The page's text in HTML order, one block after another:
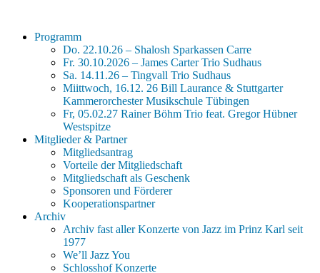
Programm
Do. 22.10.26 – Shalosh Sparkassen Carre
Fr. 30.10.2026 – James Carter Trio Sudhaus
Sa. 14.11.26 – Tingvall Trio Sudhaus
Miittwoch, 16.12. 26 Bill Laurance & Stuttgarter
Kammerorchester Musikschule Tübingen
Fr, 05.02.27 Rainer Böhm Trio feat. Gregor Hübner
Westspitze
Mitglieder & Partner
Mitgliedsantrag
Vorteile der Mitgliedschaft
Mitgliedschaft als Geschenk
Sponsoren und Förderer
Kooperationspartner
Archiv
Archiv fast aller Konzerte von Jazz im Prinz Karl seit
1977
We’ll Jazz You
Schlosshof Konzerte